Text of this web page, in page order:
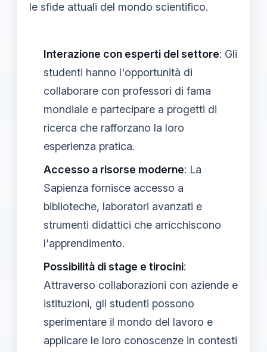
le sfide attuali del mondo scientifico.
Interazione con esperti del settore: Gli
studenti hanno l'opportunità di
collaborare con professori di fama
mondiale e partecipare a progetti di
ricerca che rafforzano la loro
esperienza pratica.
Accesso a risorse moderne: La
Sapienza fornisce accesso a
biblioteche, laboratori avanzati e
strumenti didattici che arricchiscono
l'apprendimento.
Possibilità di stage e tirocini:
Attraverso collaborazioni con aziende e
istituzioni, gli studenti possono
sperimentare il mondo del lavoro e
applicare le loro conoscenze in contesti